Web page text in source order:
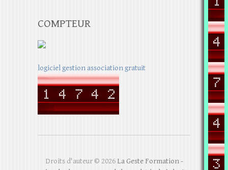
COMPTEUR
logiciel gestion association gratuit
Droits d'auteur © 2026 La Geste Formation -